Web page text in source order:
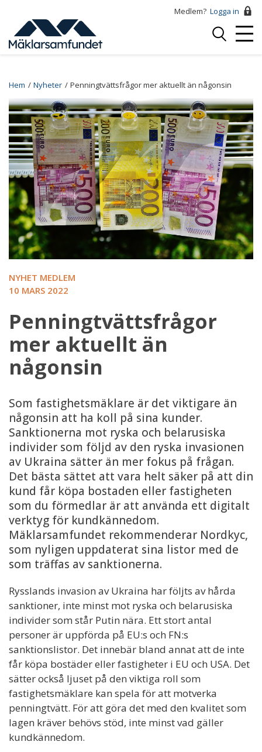
huvudinnehåll
Medlem? Logga in
Logga
Breadcrumb
Hem Nyheter Penningtvättsfrågor mer aktuellt än någonsin
NYHET MEDLEM
10 MARS 2022
Penningtvättsfrågor
mer aktuellt än
någonsin
Som fastighetsmäklare är det viktigare än
någonsin att ha koll på sina kunder.
Sanktionerna mot ryska och belarusiska
individer som följd av den ryska invasionen
av Ukraina sätter än mer fokus på frågan.
Det bästa sättet att vara helt säker på att din
kund får köpa bostaden eller fastigheten
som du förmedlar är att använda ett digitalt
verktyg för kundkännedom.
Mäklarsamfundet rekommenderar Nordkyc,
som nyligen uppdaterat sina listor med de
som träffas av sanktionerna.
Rysslands invasion av Ukraina har följts av hårda
sanktioner, inte minst mot ryska och belarusiska
individer som står Putin nära. Ett stort antal
personer är uppförda på EU:s och FN:s
sanktionslistor. Det innebär bland annat att de inte
får köpa bostäder eller fastigheter i EU och USA. Det
sätter också ljuset på den viktiga roll som
fastighetsmäklare kan spela för att motverka
penningtvätt. För att göra det med den kvalitet som
lagen kräver behövs stöd, inte minst vad gäller
kundkännedom.